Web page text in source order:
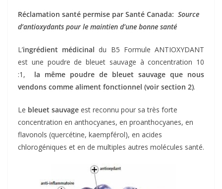
Réclamation santé permise par Santé Canada: Source
d’antioxydants pour le maintien d’une bonne santé
L’ingrédient médicinal du B5 Formule ANTIOXYDANT
est une poudre de bleuet sauvage à concentration 10
:1, la même poudre de bleuet sauvage que nous
vendons comme aliment fonctionnel (voir section 2).
Le bleuet sauvage est reconnu pour sa très forte
concentration en anthocyanes, en proanthocyanes, en
flavonols (quercétine, kaempférol), en acides
chlorogéniques et en de multiples autres molécules santé.